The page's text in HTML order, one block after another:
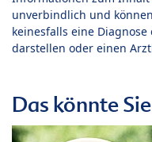
unverbindlich und
keinesfalls eine
darstellen oder einen
Das könnte